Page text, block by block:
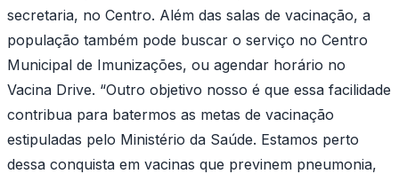
secretaria, no Centro. Além das salas de vacinação, a
população também pode buscar o serviço no Centro
Municipal de Imunizações, ou agendar horário no
Vacina Drive. “Outro objetivo nosso é que essa facilidade
contribua para batermos as metas de vacinação
estipuladas pelo Ministério da Saúde. Estamos perto
dessa conquista em vacinas que previnem pneumonia,